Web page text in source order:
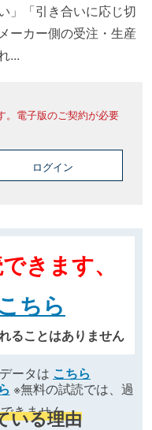
」「引き合いに応じ切
ーカー側の受注・生産
...
。電子版のご契約が必要
ログイン
きます、
こちら
ることはありません
ータは こちら
※無料の試読では、過
きません
いる理由